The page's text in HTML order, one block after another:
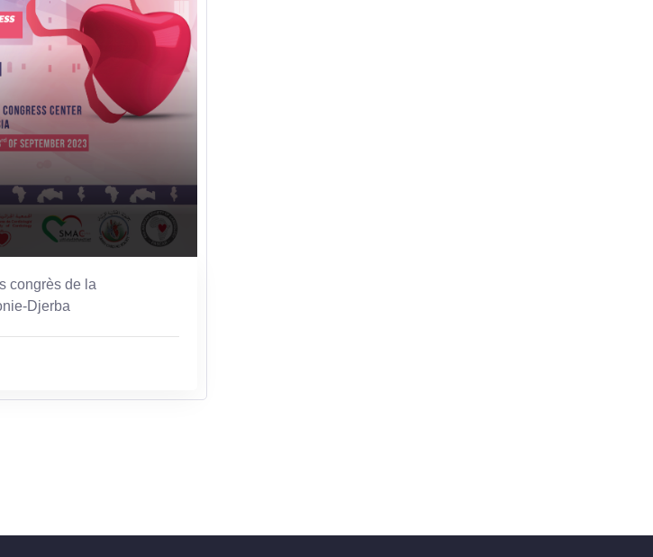
congrès de la
Djerba